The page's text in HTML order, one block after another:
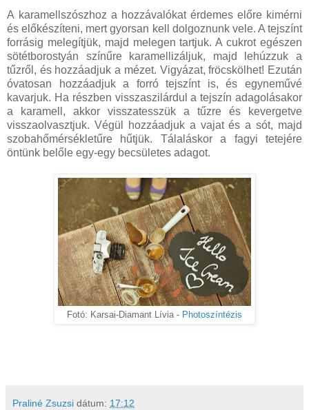
A karamellszószhoz a hozzávalókat érdemes előre kimérni
és előkészíteni, mert gyorsan kell dolgoznunk vele. A tejszínt
forrásig melegítjük, majd melegen tartjuk. A cukrot egészen
sötétborostyán színűre karamellizáljuk, majd lehúzzuk a
tűzről, és hozzáadjuk a mézet. Vigyázat, fröcskölhet! Ezután
óvatosan hozzáadjuk a forró tejszínt is, és egyneművé
kavarjuk. Ha részben visszaszilárdul a tejszín adagolásakor
a karamell, akkor visszatesszük a tűzre és kevergetve
visszaolvasztjuk. Végül hozzáadjuk a vajat és a sót, majd
szobahőmérsékletűre hűtjük. Tálaláskor a fagyi tetejére
öntünk belőle egy-egy becsületes adagot.
Fotó: Karsai-Diamant Lívia - Photoszíntézis
Praliné Zsuzsi dátum: 17:12